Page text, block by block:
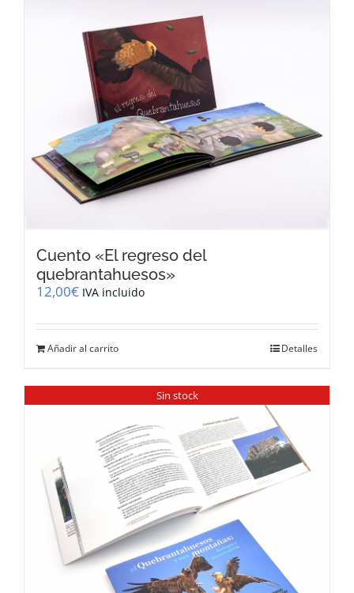
Cuento «El regreso del
quebrantahuesos»
12,00€ IVA incluido
Añadir al carrito Detalles
Sin stock